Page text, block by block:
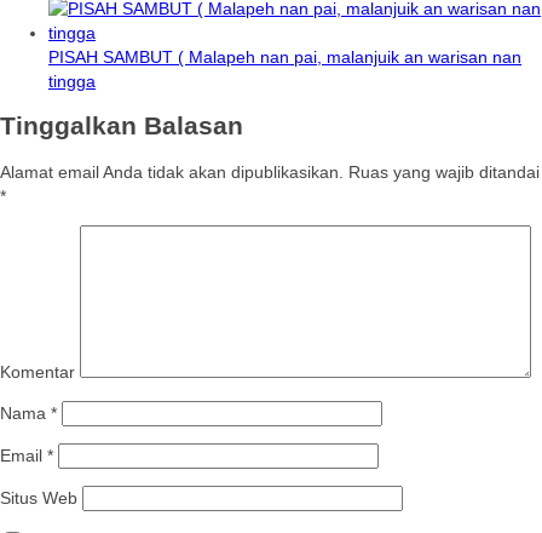
PISAH SAMBUT ( Malapeh nan pai, malanjuik an warisan nan
tingga
Tinggalkan Balasan
Alamat email Anda tidak akan dipublikasikan. Ruas yang wajib ditandai
*
Komentar
Nama *
Email *
Situs Web